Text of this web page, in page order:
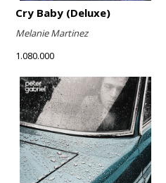
Cry Baby (Deluxe)
Melanie Martinez
1.080.000